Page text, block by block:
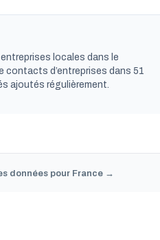
locales dans le
contacts d’entreprises dans 51
ajoutés régulièrement.
données pour France →